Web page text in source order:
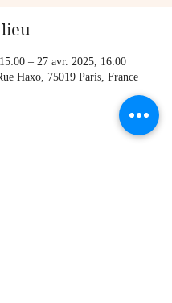
– 27 avr. 2025, 16:00
Haxo, 75019 Paris, France